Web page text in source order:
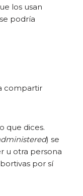
los usan
podría
compartir
que dices.
) se
u otra persona
por sí